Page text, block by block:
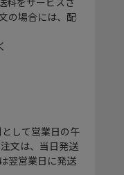
の場合には、配
して営業日の午
文は、当日発送
翌営業日に発送